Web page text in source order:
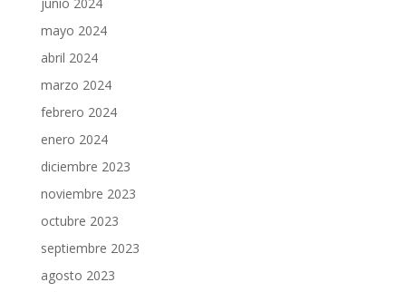
mayo 2024
abril 2024
marzo 2024
febrero 2024
enero 2024
diciembre 2023
noviembre 2023
octubre 2023
septiembre 2023
agosto 2023